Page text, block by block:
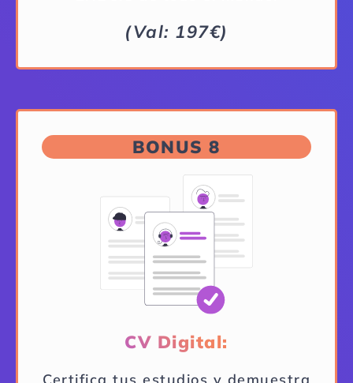
(Val: 197€)
BONUS 8
CV Digital:
Certifica tus estudios y demuestra